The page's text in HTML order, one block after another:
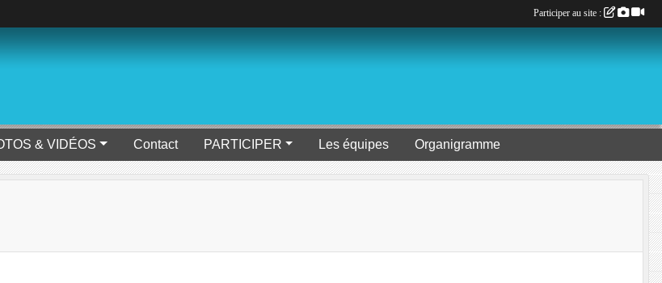
& VIDÉOS Contact PARTICIPER Les équipes Organigramme
Participer au site :